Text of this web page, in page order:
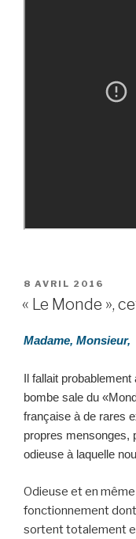
PUBLIÉ
LE
8 AVRIL 2016
« Le Monde »,
Madame, Monsieur,
Il fallait
bombe sale du
française à de rares
propres mensonges,
odieuse à laquelle
Odieuse et en
fonctionnement
sortent totalement